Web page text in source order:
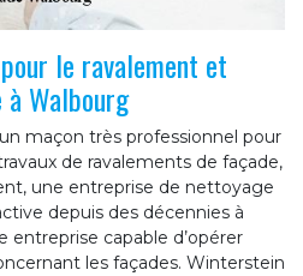
le ravalement et
Walbourg
maçon très professionnel pour
de ravalements de façade,
une entreprise de nettoyage
depuis des décennies à
entreprise capable d’opérer
les façades. Winterstein